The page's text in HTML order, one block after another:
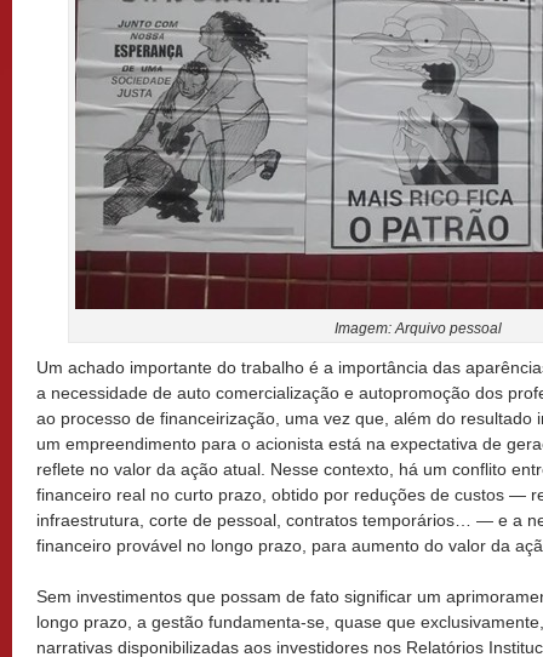
Imagem: Arquivo pessoal
Um achado importante do trabalho é a importância das
a necessidade de auto comercialização e autopromoção dos
ao processo de financeirização, uma vez que, além do resultado
um empreendimento para o acionista está na expectativa de
reflete no valor da ação atual. Nesse contexto, há um conflito
financeiro real no curto prazo, obtido por reduções de custos —
infraestrutura, corte de pessoal, contratos temporários… — e a
financeiro provável no longo prazo, para aumento do valor da
Sem investimentos que possam de fato significar um
longo prazo, a gestão fundamenta-se, quase que
narrativas disponibilizadas aos investidores nos Relatórios